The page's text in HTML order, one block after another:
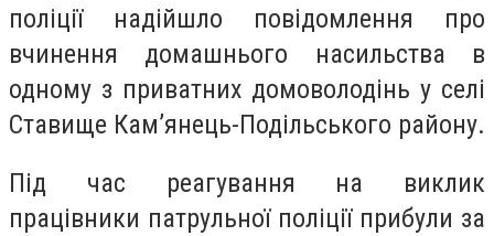
поліції надійшло повідомлення про
вчинення домашнього насильства в
одному з приватних домоволодінь у селі
Ставище Кам’янець-Подільського району.
Під час реагування на виклик
працівники патрульної поліції прибули за